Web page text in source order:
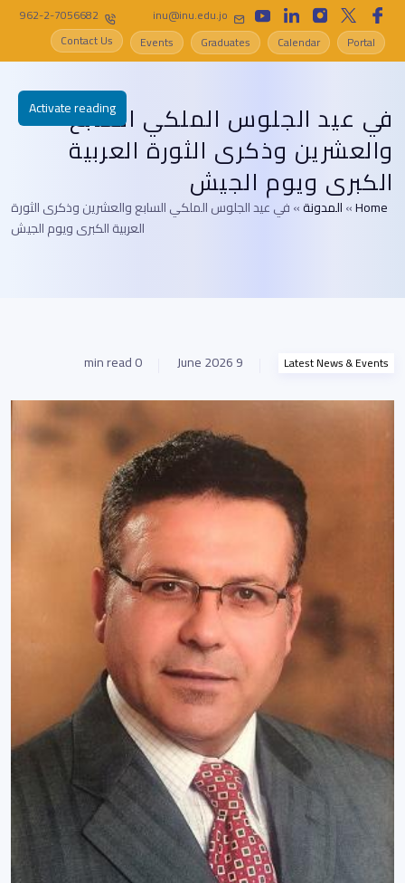
inu@inu.edu.jo
962-2-7056682
Portal
Calendar
Graduates
Events
Contact Us
في عيد الجلوس الملكي السابع
والعشرين وذكرى الثورة العربية
الكبرى ويوم الجيش
Home
»المدونة»في عيد الجلوس الملكي السابع والعشرين وذكرى الثورة
العربية الكبرى ويوم الجيش
Latest News & Events
9 June 2026
0 min read
Activate reading